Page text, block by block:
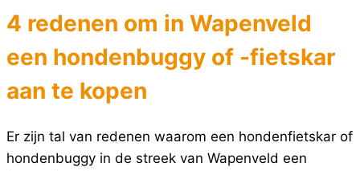
4 redenen om in Wapenveld
een hondenbuggy of -fietskar
aan te kopen
Er zijn tal van redenen waarom een hondenfietskar of
hondenbuggy in de streek van Wapenveld een